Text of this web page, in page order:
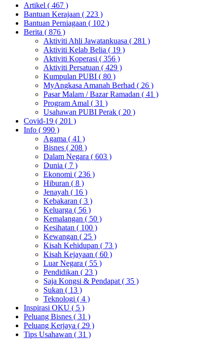
Artikel ( 467 )
Bantuan Kerajaan ( 223 )
Bantuan Perniagaan ( 102 )
Berita ( 876 )
Aktiviti Ahli Jawatankuasa ( 281 )
Aktiviti Kelab Belia ( 19 )
Aktiviti Koperasi ( 356 )
Aktiviti Persatuan ( 429 )
Kumpulan PUBI ( 80 )
MyAngkasa Amanah Berhad ( 26 )
Pasar Malam / Bazar Ramadan ( 41 )
Program Amal ( 31 )
Usahawan PUBI Perak ( 20 )
Covid-19 ( 201 )
Info ( 990 )
Agama ( 41 )
Bisnes ( 208 )
Dalam Negara ( 603 )
Dunia ( 7 )
Ekonomi ( 236 )
Hiburan ( 8 )
Jenayah ( 16 )
Kebakaran ( 3 )
Keluarga ( 56 )
Kemalangan ( 50 )
Kesihatan ( 100 )
Kewangan ( 25 )
Kisah Kehidupan ( 73 )
Kisah Kejayaan ( 60 )
Luar Negara ( 55 )
Pendidikan ( 23 )
Saja Kongsi & Pendapat ( 35 )
Sukan ( 13 )
Teknologi ( 4 )
Inspirasi OKU ( 5 )
Peluang Bisnes ( 31 )
Peluang Kerjaya ( 29 )
Tips Usahawan ( 31 )